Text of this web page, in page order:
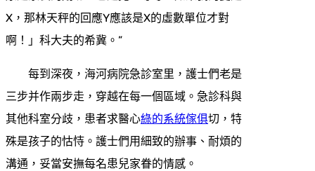
X，那林天秤的回應Y應該是X的虛數單位才對
啊！」科大夫的希冀。”
每到深夜，海河病院急診室里，護士們老是
三步并作兩步走，穿越在每一個區域。急診科與
其他科室分歧，患者求醫心綠的系統傢俱切，特
殊是孩子的怙恃。護士們用細致的辦事、耐煩的
溝通，妥當安撫每名患兒家眷的情感。